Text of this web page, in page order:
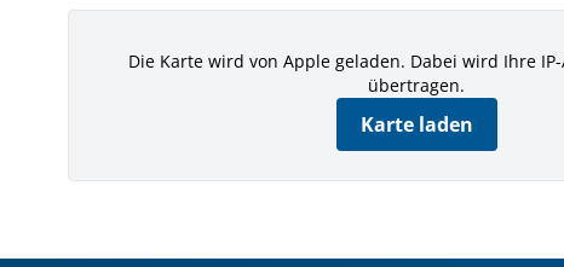
Die Karte wird von Apple geladen. Dabei wird Ihre
übertragen.
Karte laden